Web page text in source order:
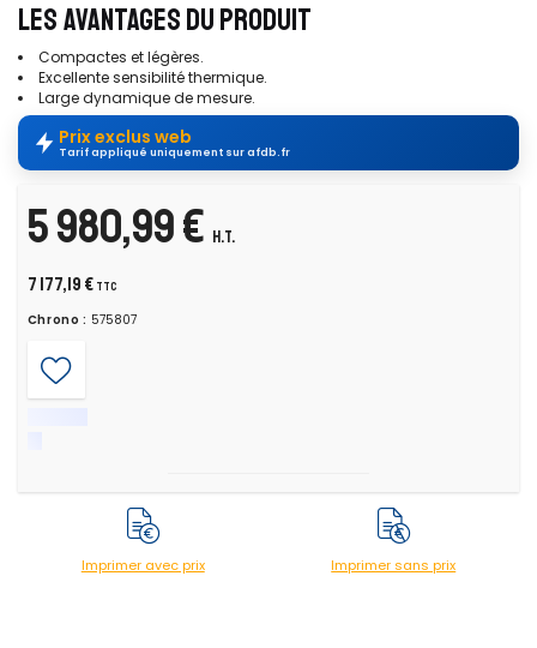
LES AVANTAGES DU PRODUIT
Compactes et légères.
Excellente sensibilité thermique.
Large dynamique de mesure.
Prix exclus web
Tarif appliqué uniquement sur afdb.fr
5 980,99 € H.T.
7 177,19 € TTC
Chrono : 575807
Imprimer avec prix Imprimer sans prix